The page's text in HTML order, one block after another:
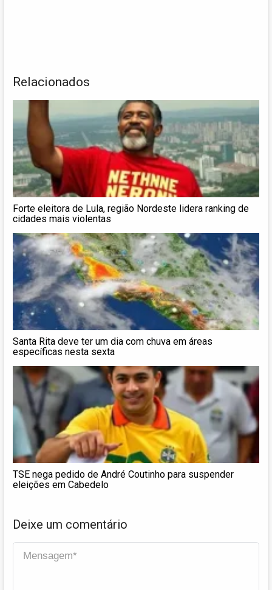
Relacionados
Forte eleitora de Lula, região Nordeste lidera ranking de
cidades mais violentas
Santa Rita deve ter um dia com chuva em áreas
específicas nesta sexta
TSE nega pedido de André Coutinho para suspender
eleições em Cabedelo
Deixe um comentário